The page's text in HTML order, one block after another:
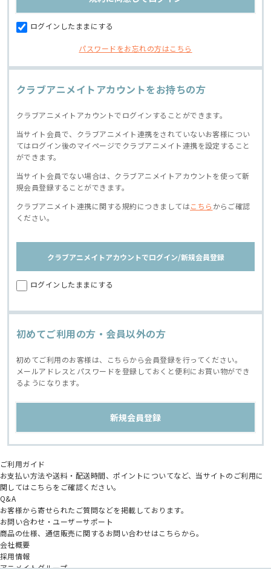
ログインしたままにする
パスワードをお忘れの方はこちら
クラブアニメイトアカウントをお持ちの方
クラブアニメイトアカウントでログインすることができます。
当サイト会員で、クラブアニメイト連携をされていないお客様につい
てはログイン後のマイページでクラブアニメイト連携を設定すること
ができます。
当サイト会員でない場合は、クラブアニメイトアカウントを使って新
規会員登録することができます。
クラブアニメイト連携に関する規約につきましてはこちら からご確認
ください。
クラブアニメイトアカウントでログイン/新規会員登録
ログインしたままにする
初めてご利用の方・会員以外の方
初めてご利用のお客様は、こちらから会員登録を行ってください。
メールアドレスとパスワードを登録しておくと便利にお買い物ができ
るようになります。
ご利用ガイド
お支払い方法や送料・配送時間、ポイントについてなど、当サイトのご利用に
関してはこちらをご確認ください。
Q&A
お客様から寄せられたご質問などを掲載しております。
お問い合わせ・ユーザーサポート
商品の仕様、通信販売に関するお問い合わせはこちらから。
会社概要
採用情報